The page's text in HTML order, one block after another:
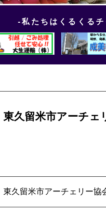
東久留米市アーチェ
東久留米市アーチェリー協
-私たちはくるくる